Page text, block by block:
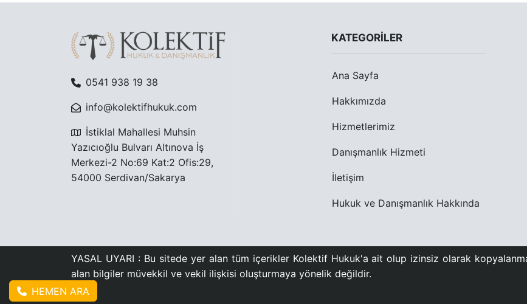
0541 938 19 38
info@kolektifhukuk.com
İstiklal Mahallesi Muhsin
Yazıcıoğlu Bulvarı Altınova İş
Merkezi-2 No:69 Kat:2 Ofis:29,
54000 Serdivan/Sakarya
KATEGORILER
Ana Sayfa
Hakkımızda
Hizmetlerimiz
Danışmanlık Hizmeti
İletişim
Hukuk ve Danışmanlık Hakkında
YASAL UYARI : Bu sitede yer alan tüm içerikler Kolektif Hukuk'a ait olup izinsiz olarak
alan bilgiler müvekkil ve vekil ilişkisi oluşturmaya yönelik değildir.
HEMEN ARA